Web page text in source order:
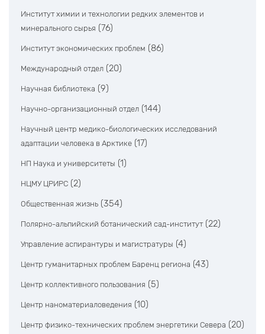
Институт химии и технологии редких элементов и
минерального сырья (76)
Институт экономических проблем (86)
Международный отдел (20)
Научная библиотека (9)
Научно-организационный отдел (144)
Научный центр медико-биологических исследований
адаптации человека в Арктике (17)
НП Наука и университеты (1)
НЦМУ ЦРИРС (2)
Общественная жизнь (354)
Полярно-альпийский ботанический сад-институт (22)
Управление аспирантуры и магистратуры (4)
Центр гуманитарных проблем Баренц региона (43)
Центр коллективного пользования (5)
Центр наноматериаловедения (10)
Центр физико-технических проблем энергетики Севера (20)